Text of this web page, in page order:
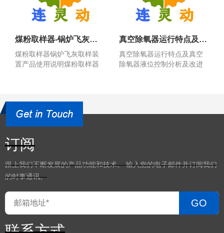
煤粉取样器-锅炉飞灰取样装置产品使用说明
煤粉取样器锅炉飞灰取样装
置产品使用说明煤粉取样器
真空除氧器运行特点及真空除氧器液位控制分析及改进说明？
真空除氧器运行特点及真空
除氧器液位控制分析及改进
订阅
跟上我们不断发展的产品功能和技术。 输入您的电子邮件并订阅我们
的时事通讯。
GO